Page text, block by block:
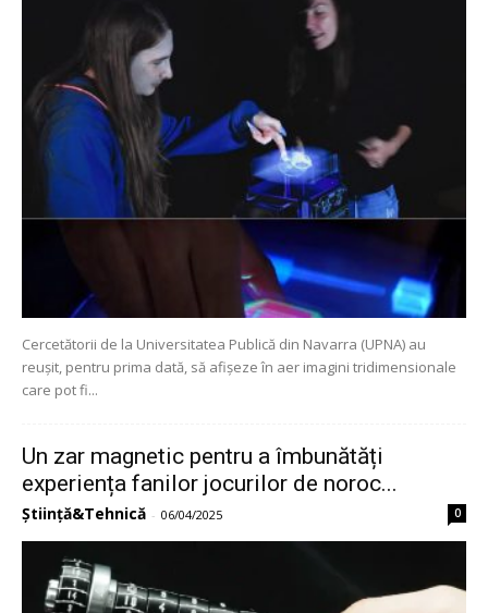
Cercetătorii de la Universitatea Publică din Navarra (UPNA) au
reușit, pentru prima dată, să afișeze în aer imagini tridimensionale
care pot fi...
Un zar magnetic pentru a îmbunătăți
experiența fanilor jocurilor de noroc...
Știință&Tehnică - 06/04/2025 0